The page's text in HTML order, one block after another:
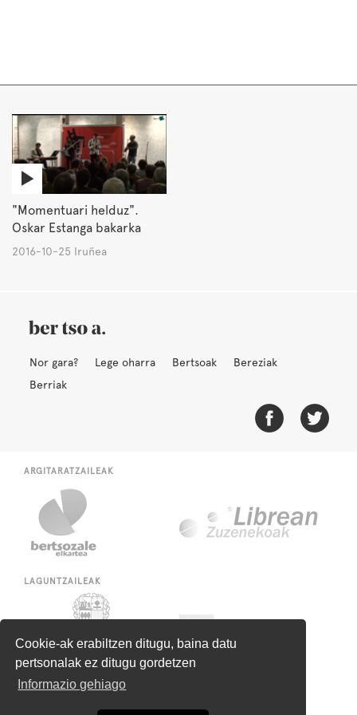
Cookie-ak erabiltzen ditugu, baina datu
pertsonalak ez ditugu gordetzen
Informazio gehiago
"Momentuari helduz".
Oskar Estanga bakarka
2016-10-25 Iruñea
Nor gara? Lege oharra Bertsoak
Bereziak
Berriak
ARGITARATZAILEAK
LAGUNTZAILEAK